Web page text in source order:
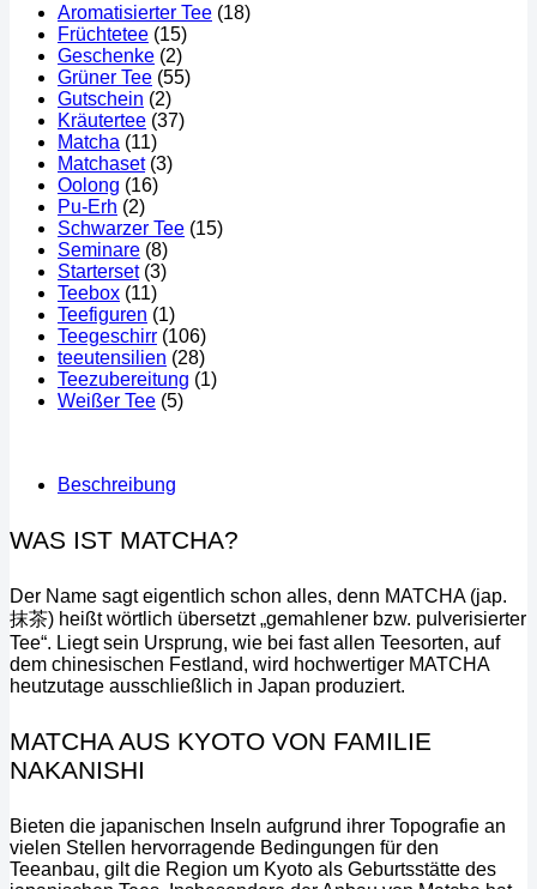
Aromatisierter Tee (18)
Früchtetee (15)
Geschenke (2)
Grüner Tee (55)
Gutschein (2)
Kräutertee (37)
Matcha (11)
Matchaset (3)
Oolong (16)
Pu-Erh (2)
Schwarzer Tee (15)
Seminare (8)
Starterset (3)
Teebox (11)
Teefiguren (1)
Teegeschirr (106)
teeutensilien (28)
Teezubereitung (1)
Weißer Tee (5)
Beschreibung
WAS IST MATCHA?
Der Name sagt eigentlich schon alles, denn MATCHA (jap.
抹茶) heißt wörtlich übersetzt „gemahlener bzw. pulverisierter
Tee“. Liegt sein Ursprung, wie bei fast allen Teesorten, auf
dem chinesischen Festland, wird hochwertiger MATCHA
heutzutage ausschließlich in Japan produziert.
MATCHA AUS KYOTO VON FAMILIE
NAKANISHI
Bieten die japanischen Inseln aufgrund ihrer Topografie an
vielen Stellen hervorragende Bedingungen für den
Teeanbau, gilt die Region um Kyoto als Geburtsstätte des